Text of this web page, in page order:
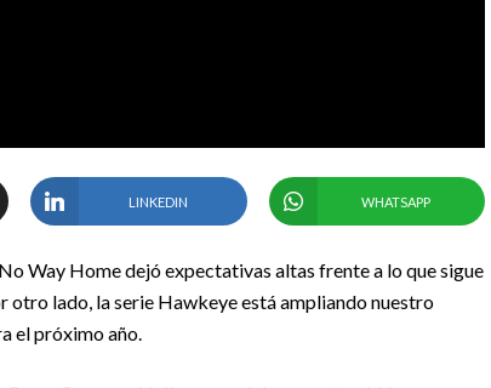
LINKEDIN WHATSAPP
Way Home dejó expectativas altas frente a lo que sigue
lado, la serie Hawkeye está ampliando nuestro
el próximo año.